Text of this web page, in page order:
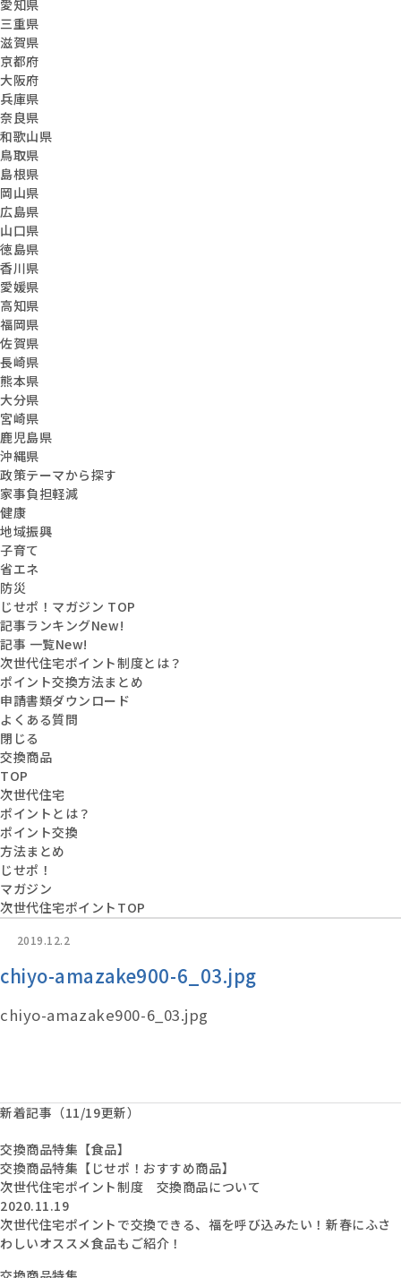
愛知県
三重県
滋賀県
京都府
大阪府
兵庫県
奈良県
和歌山県
鳥取県
島根県
岡山県
広島県
山口県
徳島県
香川県
愛媛県
高知県
福岡県
佐賀県
長崎県
熊本県
大分県
宮崎県
鹿児島県
沖縄県
政策テーマから探す
家事負担軽減
健康
地域振興
子育て
省エネ
防災
じせポ！マガジン TOP
記事ランキングNew!
記事 一覧New!
次世代住宅ポイント制度とは？
ポイント交換方法まとめ
申請書類ダウンロード
よくある質問
閉じる
交換商品
TOP
次世代住宅
ポイントとは？
ポイント交換
方法まとめ
じせポ！
マガジン
次世代住宅ポイントTOP
2019.12.2
chiyo-amazake900-6_03.jpg
chiyo-amazake900-6_03.jpg
新着記事（11/19更新）
交換商品特集【食品】
交換商品特集【じせポ！おすすめ商品】
次世代住宅ポイント制度 交換商品について
2020.11.19
次世代住宅ポイントで交換できる、福を呼び込みたい！新春にふさ
わしいオススメ食品もご紹介！